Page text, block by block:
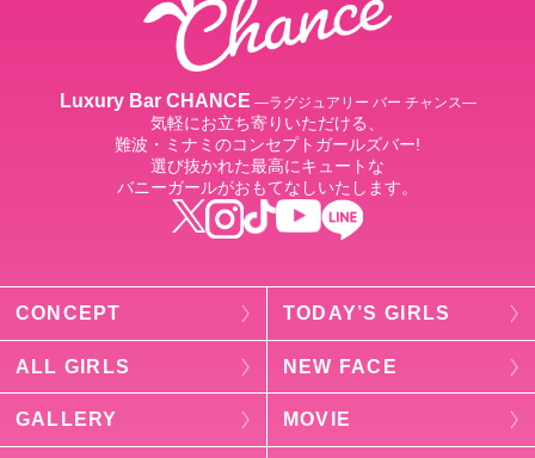
Luxury Bar CHANCE ―ラグジュアリー バー チャンス―
気軽にお立ち寄りいただける、
難波・ミナミのコンセプトガールズバー!
選び抜かれた最高にキュートな
バニーガールがおもてなしいたします。
CONCEPT TODAY’S GIRLS
ALL GIRLS NEW FACE
GALLERY MOVIE